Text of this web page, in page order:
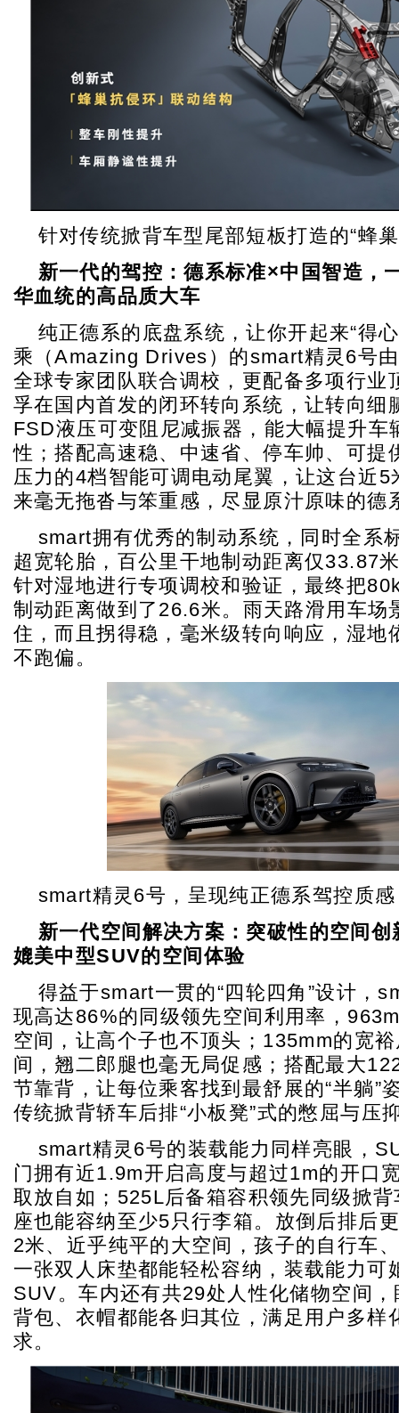
针对传统掀背车型尾部短板打造的“蜂
新一代的驾控：德系标准×中国智造，
华血统的高品质大车
纯正德系的底盘系统，让你开起来“得
乘（Amazing Drives）的smart精灵6号
全球专家团队联合调校，更配备多项行业
孚在国内首发的闭环转向系统，让转向细
FSD液压可变阻尼减振器，能大幅提升车
性；搭配高速稳、中速省、停车帅、可提
压力的4档智能可调电动尾翼，让这台近5
来毫无拖沓与笨重感，尽显原汁原味的德
smart拥有优秀的制动系统，同时全系
超宽轮胎，百公里干地制动距离仅33.87
针对湿地进行专项调校和验证，最终把
制动距离做到了26.6米。雨天路滑用车场
住，而且拐得稳，毫米级转向响应，湿地
不跑偏。
smart精灵6号，呈现纯正德系驾控质感
新一代空间解决方案：突破性的空间创
媲美中型SUV的空间体验
得益于smart一贯的“四轮四角”设计，
现高达86%的同级领先空间利用率，
空间，让高个子也不顶头；135mm的宽
间，翘二郎腿也毫无局促感；搭配最大
节靠背，让每位乘客找到最舒展的“半躺”
传统掀背轿车后排“小板凳”式的憋屈与压
smart精灵6号的装载能力同样亮眼，
门拥有近1.9m开启高度与超过1m的开口
取放自如；525L后备箱容积领先同级掀
座也能容纳至少5只行李箱。放倒后排后
2米、近乎纯平的大空间，孩子的自行车
一张双人床垫都能轻松容纳，装载能力可
SUV。车内还有共29处人性化储物空间
背包、衣帽都能各归其位，满足用户多样
求。